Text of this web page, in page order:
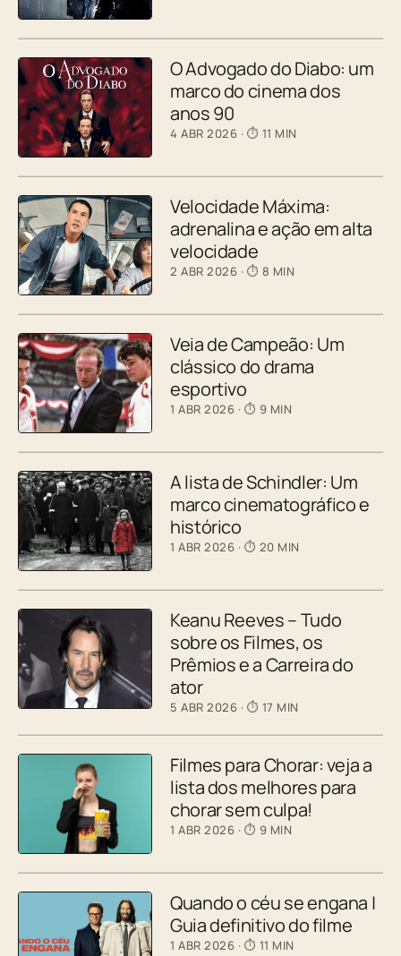
O Advogado do Diabo: um
marco do cinema dos
anos 90
4 ABR 2026 · ⏱ 11 MIN
Velocidade Máxima:
adrenalina e ação em alta
velocidade
2 ABR 2026 · ⏱ 8 MIN
Veia de Campeão: Um
clássico do drama
esportivo
1 ABR 2026 · ⏱ 9 MIN
A lista de Schindler: Um
marco cinematográfico e
histórico
1 ABR 2026 · ⏱ 20 MIN
Keanu Reeves – Tudo
sobre os Filmes, os
Prêmios e a Carreira do
ator
5 ABR 2026 · ⏱ 17 MIN
Filmes para Chorar: veja a
lista dos melhores para
chorar sem culpa!
1 ABR 2026 · ⏱ 9 MIN
Quando o céu se engana |
Guia definitivo do filme
1 ABR 2026 · ⏱ 11 MIN